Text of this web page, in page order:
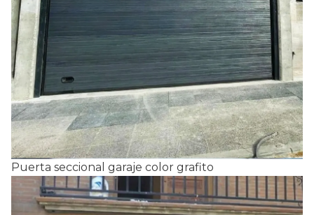
Puerta seccional garaje color grafito